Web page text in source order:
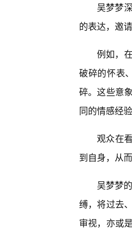
吴梦梦
的表达，邀
例如，
破碎的怀表
碎。这些意
同的情感经
观众在
到自身，从
吴梦梦
缚，将过去
审视，亦或